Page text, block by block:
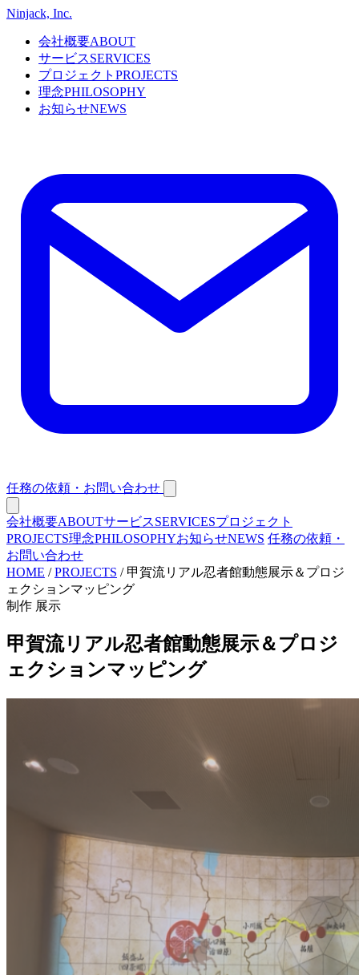
Ninjack, Inc.
会社概要ABOUT
サービスSERVICES
プロジェクト PROJECTS
理念PHILOSOPHY
お知らせNEWS
任務の依頼・お問い合わせ
会社概要ABOUTサービスSERVICESプロジェクト
PROJECTS理念PHILOSOPHYお知らせNEWS 任務の依頼・
お問い合わせ
HOME / PROJECTS / 甲賀流リアル忍者館動態展示＆プロジ
ェクションマッピング
制作 展示
甲賀流リアル忍者館動態展示＆プロジ
ェクションマッピング